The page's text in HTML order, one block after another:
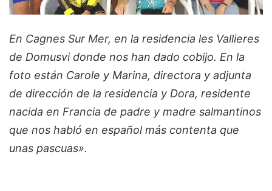
En Cagnes Sur Mer, en la residencia les Vallieres
de Domusvi donde nos han dado cobijo. En la
foto están Carole y Marina, directora y adjunta
de dirección de la residencia y Dora, residente
nacida en Francia de padre y madre salmantinos
que nos habló en español más contenta que
unas pascuas».